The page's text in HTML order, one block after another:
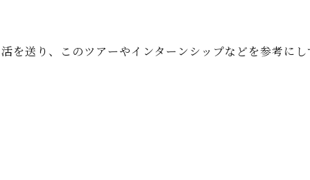
送り、このツアーやインターンシップなどを参考に